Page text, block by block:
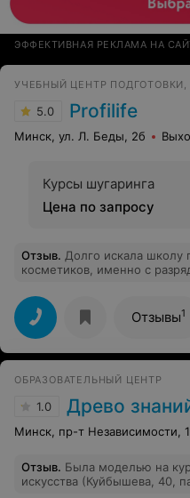
ЭФФЕКТИВНАЯ РЕКЛАМА НА
5.0 Profilife
Минск, ул. Л. Беды, 2б
Курсы шугаринга
Цена по запросу
Отзыв. Долго искала школу
косметиков, именно с
и этот. Как раз там
хорошим отзывам я и
пожалела. Преподаватели
косметики, знающие свое дело на
интересно и приятно
Отзывы1
ОБРАЗОВАТЕЛЬНЫЙ ЦЕНТР
1.0 Древо
Минск, пр-т Независимости,
Отзыв. Была моделью на
искусства (Куйбышева, 40,